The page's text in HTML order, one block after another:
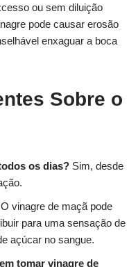
ou sem diluição
pode causar erosão
enxaguar a boca
Sobre o
os dias? Sim, desde
O vinagre de maçã pode
para uma sensação de
açúcar no sangue.
tomar vinagre de